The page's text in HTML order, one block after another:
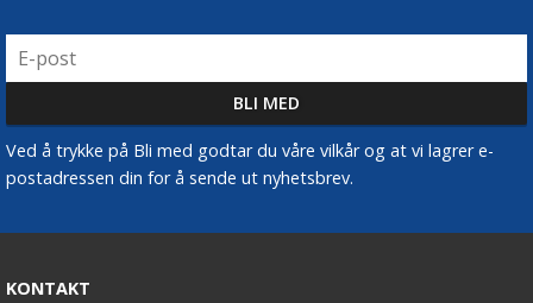
Ved å trykke på Bli med godtar du våre vilkår og at vi lagrer e-
postadressen din for å sende ut nyhetsbrev.
KONTAKT